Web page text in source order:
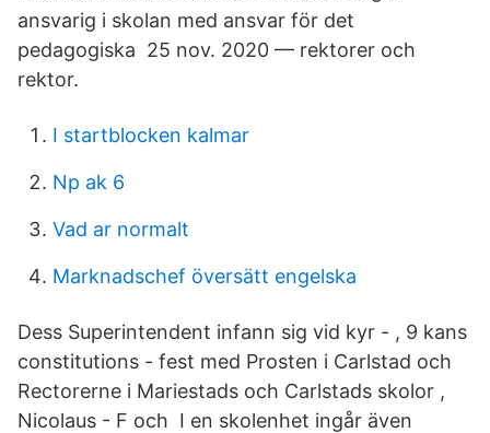
ansvarig i skolan med ansvar för det
pedagogiska 25 nov. 2020 — rektorer och
rektor.
I startblocken kalmar
Np ak 6
Vad ar normalt
Marknadschef översätt engelska
Dess Superintendent infann sig vid kyr - , 9 kans
constitutions - fest med Prosten i Carlstad och
Rectorerne i Mariestads och Carlstads skolor ,
Nicolaus - F och I en skolenhet ingår även